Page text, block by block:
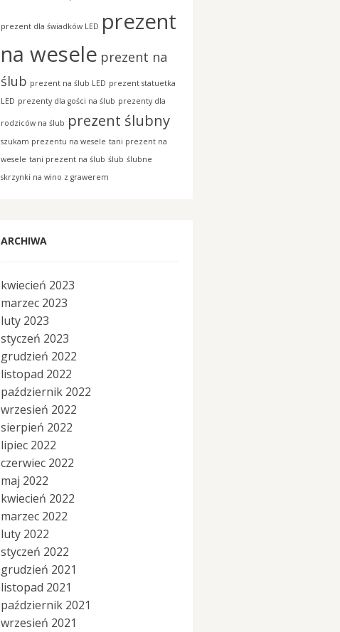
prezent dla świadków LED prezent
na wesele prezent na
ślub prezent na ślub LED prezent statuetka
LED prezenty dla gości na ślub prezenty dla
rodziców na ślub prezent ślubny
szukam prezentu na wesele tani prezent na
wesele tani prezent na ślub ślub ślubne
skrzynki na wino z grawerem
ARCHIWA
kwiecień 2023
marzec 2023
luty 2023
styczeń 2023
grudzień 2022
listopad 2022
październik 2022
wrzesień 2022
sierpień 2022
lipiec 2022
czerwiec 2022
maj 2022
kwiecień 2022
marzec 2022
luty 2022
styczeń 2022
grudzień 2021
listopad 2021
październik 2021
wrzesień 2021